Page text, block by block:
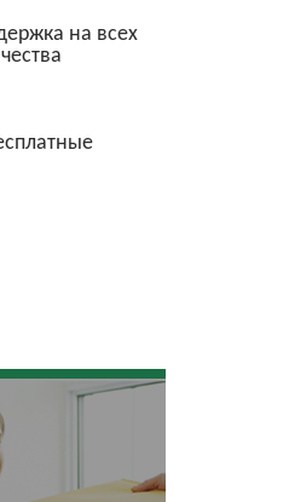
на всех